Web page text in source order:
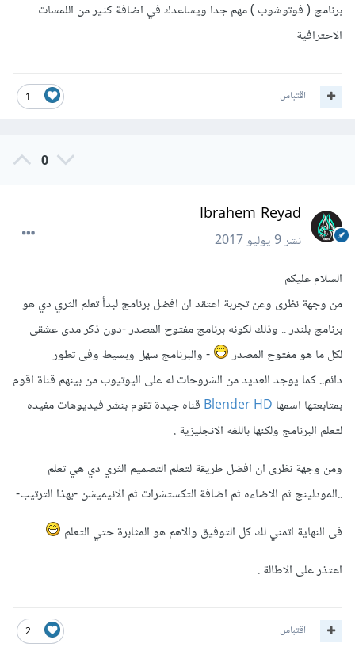
برنامج ( فوتوشوب ) مهم جدا ويساعدك في اضافة كثير من اللمسات
الاحترافية
1 اقتباس
0
Ibrahem Reyad
نشر9 يوليو 2017
السلام عليكم
من وجهة نظرى وعن تجربة اعتقد ان افضل برنامج لبدأ تعلم الثري دي هو
برنامج بلندر .. وذلك لكونه برنامج مفتوح المصدر -دون ذكر مدى عشقى
لكل ما هو مفتوح المصدر
- والبرنامج سهل وبسيط وفى تطور
دائم.. كما يوجد العديد من الشروحات له على اليوتيوب من بينهم قناة اقوم
بمتابعتها اسمها Blender HDقناه جيدة تقوم بنشر فيديوهات مفيده
لتعلم البرنامج ولكنها باللغه الانجليزية .
ومن وجهة نظرى ان افضل طريقة لتعلم التصميم الثري دي هي تعلم
..المودلينج ثم الاضاءه ثم اضافة التكستشرات ثم الانيميشن -بهذا الترتيب-
فى النهاية اتمني لك كل التوفيق والاهم هو المثابرة حتي التعلم
اعتذر على الاطالة .
2 اقتباس